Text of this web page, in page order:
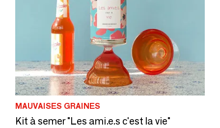
MAUVAISES GRAINES
Kit à semer "Les ami.e.s c'est la vie"